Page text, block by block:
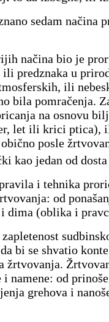
sedam načina
načina bio je
predznaka u
ili
bila pomračenja.
na osnovu
let ili krici ptica),
posle
kao jedan od
i tehnika
od
dima (oblika i
bi se shvatio
žrtvovanja.
namene: od
grehova i